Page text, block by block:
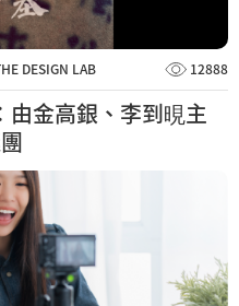
由金高銀、李到晛主
DESIGN LAB 12888